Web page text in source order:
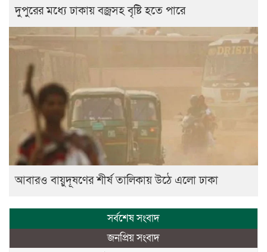
দুপুরের মধ্যে ঢাকায় বজ্রসহ বৃষ্টি হতে পারে
আবারও বায়ুদূষণের শীর্ষ তালিকায় উঠে এলো ঢাকা
সর্বশেষ সংবাদ
জনপ্রিয় সংবাদ